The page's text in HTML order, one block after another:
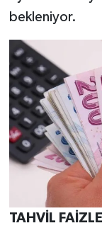
bekleniyor.
TAHVİL